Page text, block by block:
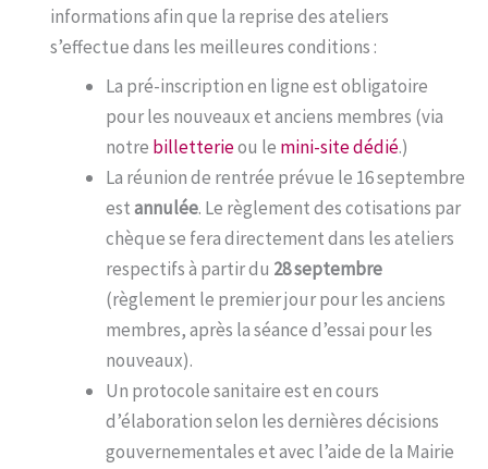
informations afin que la reprise des ateliers
s’effectue dans les meilleures conditions :
La pré-inscription en ligne est obligatoire
pour les nouveaux et anciens membres (via
notre billetterieou le mini-site dédié.)
La réunion de rentrée prévue le 16 septembre
estannulée. Le règlement des cotisations par
chèque se fera directement dans les ateliers
respectifs à partir du 28 septembre
(règlement le premier jour pour les anciens
membres, après la séance d’essai pour les
nouveaux).
Un protocole sanitaire est en cours
d’élaboration selon les dernières décisions
gouvernementales et avec l’aide de la Mairie